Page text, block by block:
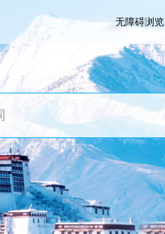
无障碍浏览